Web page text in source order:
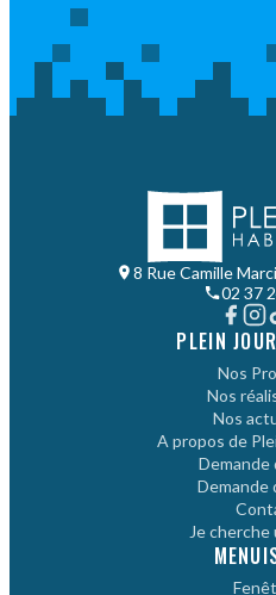
8 Rue Camille
02 37
PLEIN
Nos
Nos
Nos
A propos de
Demande
Demande
Je cherche